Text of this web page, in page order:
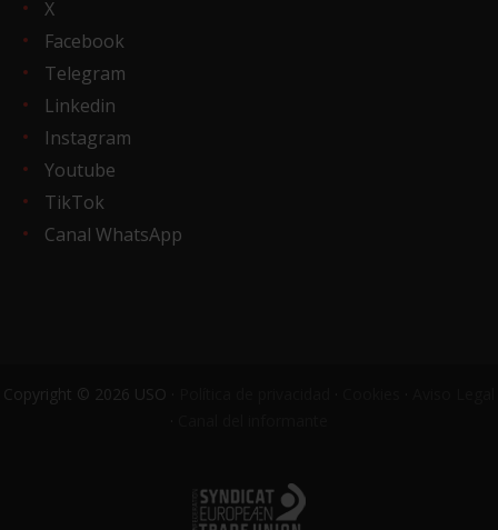
X
Facebook
Telegram
Linkedin
Instagram
Youtube
TikTok
Canal WhatsApp
Copyright © 2026 USO ·